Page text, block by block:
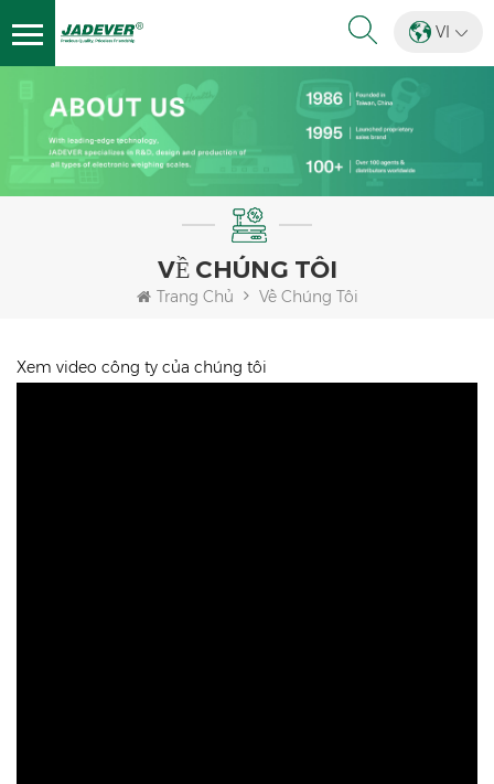
VI
VỀ CHÚNG TÔI
Trang Chủ Về Chúng Tôi
Xem video công ty của chúng tôi